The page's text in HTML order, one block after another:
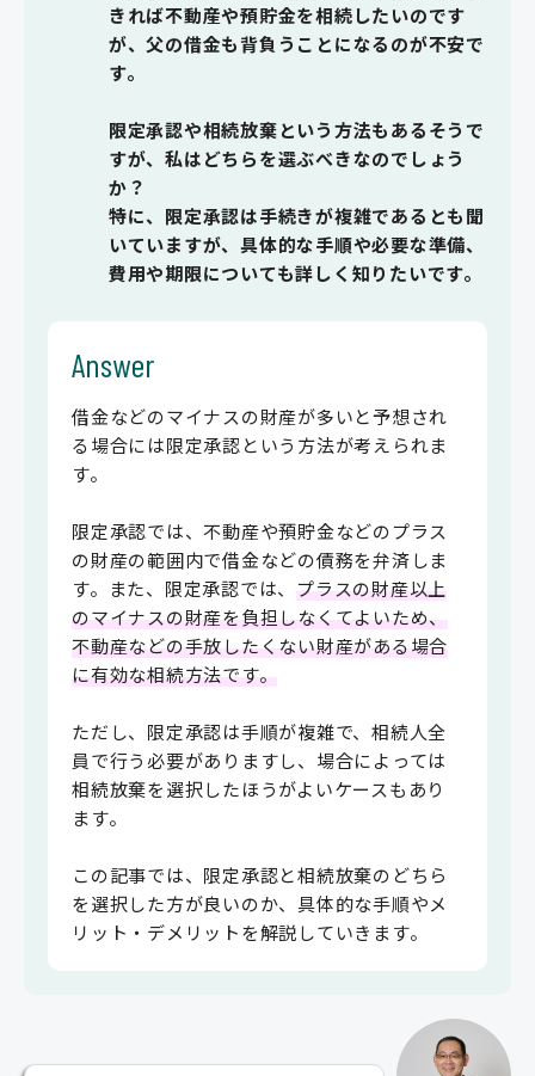
きれば不動産や預貯金を相続したいのです
が、父の借金も背負うことになるのが不安で
す。
限定承認や相続放棄という方法もあるそうで
すが、私はどちらを選ぶべきなのでしょう
か？
特に、限定承認は手続きが複雑であるとも聞
いていますが、具体的な手順や必要な準備、
費用や期限についても詳しく知りたいです。
Answer
借金などのマイナスの財産が多いと予想され
る場合には限定承認という方法が考えられま
す。
限定承認では、不動産や預貯金などのプラス
の財産の範囲内で借金などの債務を弁済しま
す。また、限定承認では、 プラスの財産以上
のマイナスの財産を負担しなくてよいため、
不動産などの手放したくない財産がある場合
に有効な相続方法です。
ただし、限定承認は手順が複雑で、相続人全
員で行う必要がありますし、場合によっては
相続放棄を選択したほうがよいケースもあり
ます。
この記事では、限定承認と相続放棄のどちら
を選択した方が良いのか、具体的な手順やメ
リット・デメリットを解説していきます。